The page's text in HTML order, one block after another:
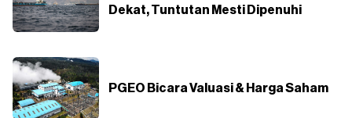
Dekat, Tuntutan Mesti Dipenuhi
PGEO Bicara Valuasi & Harga Saham